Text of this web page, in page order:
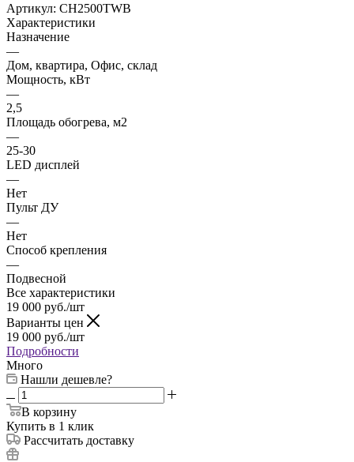
Артикул: CH2500TWB
Характеристики
Назначение
—
Дом, квартира, Офис, склад
Мощность, кВт
—
2,5
Площадь обогрева, м2
—
25-30
LED дисплей
—
Нет
Пульт ДУ
—
Нет
Способ крепления
—
Подвесной
Все характеристики
19 000 руб./шт
Варианты цен
19 000 руб./шт
Подробности
Много
Нашли дешевле?
В корзину
Купить в 1 клик
Рассчитать доставку